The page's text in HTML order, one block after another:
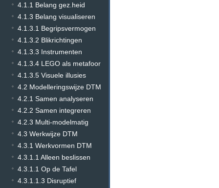
4.1.1 Belang gez.heid
4.1.3 Belang visualiseren
4.1.3.1 Begripsvermogen
4.1.3.2 Blikrichtingen
4.1.3.3 Instrumenten
4.1.3.4 LEGO als metafoor
4.1.3.5 Visuele illusies
4.2 Modelleringswijze DTM
4.2.1 Samen analyseren
4.2.2 Samen integreren
4.2.3 Multi-modelmatig
4.3 Werkwijze DTM
4.3.1 Werkvormen DTM
4.3.1.1 Alleen beslissen
4.3.1.1 Op de Tafel
4.3.1.1.3 Disruptief